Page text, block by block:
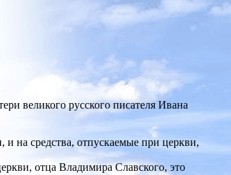
великого русского писателя Ивана
на средства, отпускаемые при церкви,
отца Владимира Славского, это